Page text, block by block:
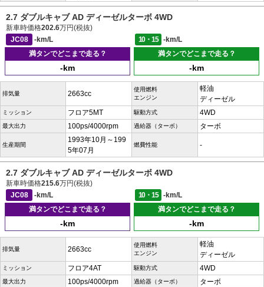
2.7 ダブルキャブ AD ディーゼルターボ 4WD
新車時価格202.6万円(税抜)
JC08
-km/L 10・15
-km/L
満タンでどこまで走る？
-km
満タンでどこまで走る？
-km
排気量 2663cc
使用燃料
エンジン
軽油
ディーゼル
ミッション フロア5MT 駆動方式 4WD
最大出力 100ps/4000rpm 過給器（ターボ） ターボ
生産期間
1993年10月～199
5年07月
燃費性能 -
2.7 ダブルキャブ AD ディーゼルターボ 4WD
新車時価格215.6万円(税抜)
JC08
-km/L 10・15
-km/L
満タンでどこまで走る？
-km
満タンでどこまで走る？
-km
排気量 2663cc
使用燃料
エンジン
軽油
ディーゼル
ミッション フロア4AT 駆動方式 4WD
最大出力 100ps/4000rpm 過給器（ターボ） ターボ